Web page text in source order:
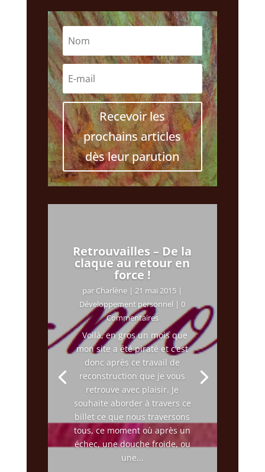
Recevoir les
prochains articles
dès leur parution
Retrouvailles – De la
claque au retour en
force !
par Charlène |21 mai 2015 |
Développement personnel | 0
Commentaires
Voilà, en gros un mois que
mon site a été piraté et c’est
donc après ce travail de
reconstruction que je vous
retrouve avec plaisir. Je
souhaite aborder à travers ce
billet ce que nous traversons
tous, ce moment où après un
échec, une douche froide, ou
une...